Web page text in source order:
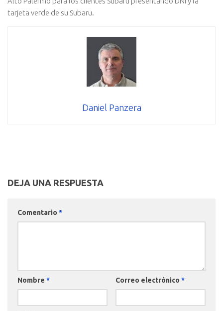
tarjeta verde de su Subaru.
Daniel Panzera
DEJA UNA RESPUESTA
Comentario *
Nombre * Correo electrónico *